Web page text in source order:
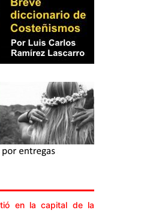
en la capital de la